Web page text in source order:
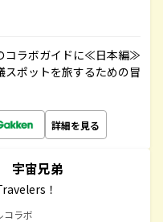
コラボガイドに≪日本編≫
ポットを旅するための冒
詳細を見る
宇宙兄弟
！
コラボ